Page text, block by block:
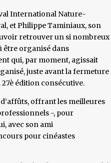
International Nature-
et Philippe Taminiaux, son
retrouver un si nombreux
être organisé dans
qui, par moment, agissait
juste avant la fermeture
édition consécutive.
offrant les meilleures
-, pour
avec son ami
pour cinéastes